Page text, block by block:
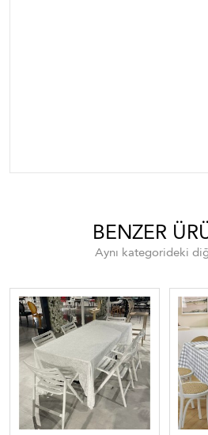
BENZER
Aynı kategorideki